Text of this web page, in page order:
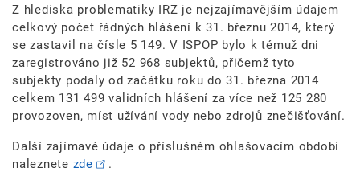
Z hlediska problematiky IRZ je nejzajímavějším údajem
celkový počet řádných hlášení k 31. březnu 2014, který
se zastavil na čísle 5 149. V ISPOP bylo k témuž dni
zaregistrováno již 52 968 subjektů, přičemž tyto
subjekty podaly od začátku roku do 31. března 2014
celkem 131 499 validních hlášení za více než 125 280
provozoven, míst užívání vody nebo zdrojů znečišťování.
Další zajímavé údaje o příslušném ohlašovacím období
naleznete zde .